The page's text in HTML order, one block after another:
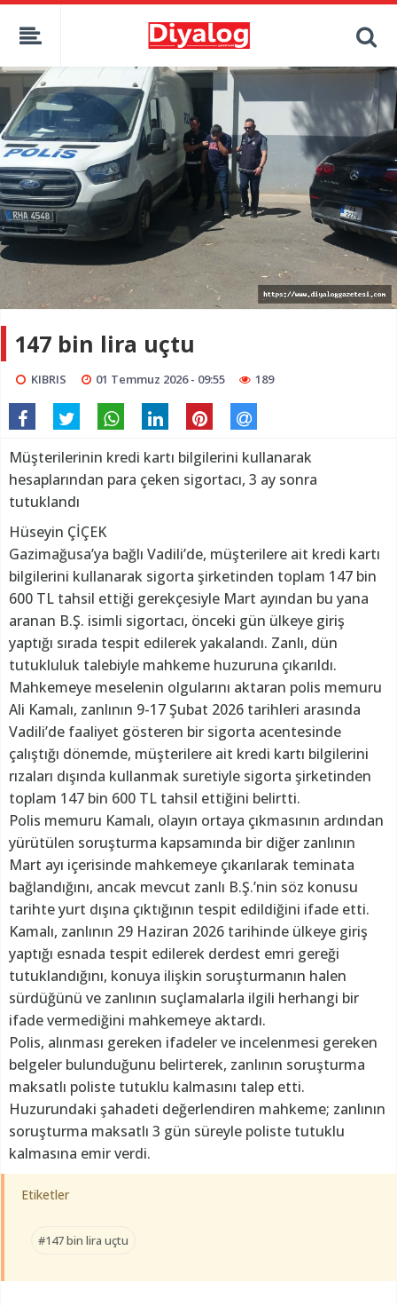
147 bin lira uçtu
KIBRIS 01 Temmuz 2026 - 09:55 189
Müşterilerinin kredi kartı bilgilerini kullanarak
hesaplarından para çeken sigortacı, 3 ay sonra
tutuklandı
Hüseyin ÇİÇEK
Gazimağusa’ya bağlı Vadili’de, müşterilere ait kredi kartı
bilgilerini kullanarak sigorta şirketinden toplam 147 bin
600 TL tahsil ettiği gerekçesiyle Mart ayından bu yana
aranan B.Ş. isimli sigortacı, önceki gün ülkeye giriş
yaptığı sırada tespit edilerek yakalandı. Zanlı, dün
tutukluluk talebiyle mahkeme huzuruna çıkarıldı.
Mahkemeye meselenin olgularını aktaran polis memuru
Ali Kamalı, zanlının 9-17 Şubat 2026 tarihleri arasında
Vadili’de faaliyet gösteren bir sigorta acentesinde
çalıştığı dönemde, müşterilere ait kredi kartı bilgilerini
rızaları dışında kullanmak suretiyle sigorta şirketinden
toplam 147 bin 600 TL tahsil ettiğini belirtti.
Polis memuru Kamalı, olayın ortaya çıkmasının ardından
yürütülen soruşturma kapsamında bir diğer zanlının
Mart ayı içerisinde mahkemeye çıkarılarak teminata
bağlandığını, ancak mevcut zanlı B.Ş.’nin söz konusu
tarihte yurt dışına çıktığının tespit edildiğini ifade etti.
Kamalı, zanlının 29 Haziran 2026 tarihinde ülkeye giriş
yaptığı esnada tespit edilerek derdest emri gereği
tutuklandığını, konuya ilişkin soruşturmanın halen
sürdüğünü ve zanlının suçlamalarla ilgili herhangi bir
ifade vermediğini mahkemeye aktardı.
Polis, alınması gereken ifadeler ve incelenmesi gereken
belgeler bulunduğunu belirterek, zanlının soruşturma
maksatlı poliste tutuklu kalmasını talep etti.
Huzurundaki şahadeti değerlendiren mahkeme; zanlının
soruşturma maksatlı 3 gün süreyle poliste tutuklu
kalmasına emir verdi.
Etiketler
#147 bin lira uçtu